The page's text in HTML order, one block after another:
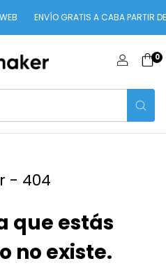
ENVÍO GRATIS A CABA PARTIR
0
- 404
que estás
no existe.